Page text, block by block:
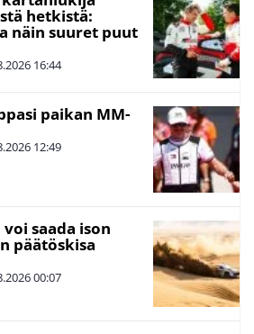
hetkistä:
näin suuret puut
16:44
paikan MM-
12:49
saada ison
päätöskisa
00:07